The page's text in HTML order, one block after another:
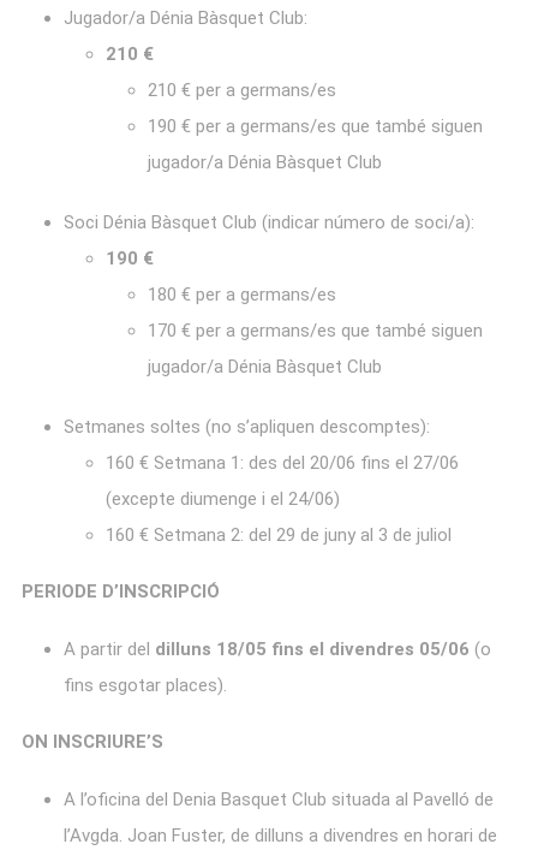
Jugador/a Dénia Bàsquet Club:
210 €
210 € per a germans/es
190 € per a germans/es que també siguen
jugador/a Dénia Bàsquet Club
Soci Dénia Bàsquet Club (indicar número de soci/a):
190 €
180 € per a germans/es
170 € per a germans/es que també siguen
jugador/a Dénia Bàsquet Club
Setmanes soltes (no s’apliquen descomptes):
160 € Setmana 1: des del 20/06 fins el 27/06
(excepte diumenge i el 24/06)
160 € Setmana 2: del 29 de juny al 3 de juliol
PERIODE D’INSCRIPCIÓ
A partir del dilluns 18/05 fins el divendres 05/06 (o
fins esgotar places).
ON INSCRIURE’S
A l’oficina del Denia Basquet Club situada al Pavelló de
l’Avgda. Joan Fuster, de dilluns a divendres en horari de